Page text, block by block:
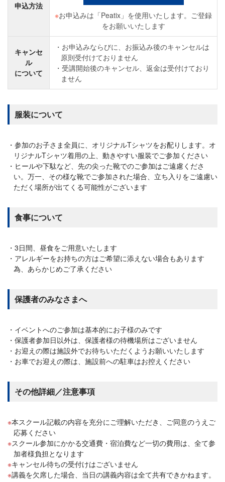
申込方法
※お申込みは「Peatix」を使用いたします。ご登録
をお願いいたします
キャンセ
ル
について
お申込みならびに、お振込み後のキャンセルは
原則受付けておりません
受講開始後のキャンセル、返金は受付けており
ません
服装について
参加のお子さま全員に、オリジナルTシャツをお配りします。オ
リジナルTシャツ着用の上、動きやすい服装でご参加ください
ヒールや下駄など、先の尖った靴でのご参加はご遠慮くださ
い。万一、その様な靴でご参加された場合、立ち入りをご遠慮い
ただく場所が出てくる可能性がございます
食事について
3日間、昼食をご用意いたします
アレルギーをお持ちの方はご希望に添えない場合もあります
為、あらかじめご了承ください
保護者のみなさまへ
イベントへのご参加は基本的にお子様のみです
保護者参加日以外は、保護者様の待機場所はございません
お迎えの際は施設外でお待ちいただくようお願いいたします
お車でお迎えの際は、施設前への駐車はお控えください
その他詳細／注意事項
本スクール記載の内容を充分にご理解いただき、ご同意のうえご
応募ください
スクール参加にかかる交通費・宿泊費など一切の費用は、全て参
加者様負担となります
キャンセル待ちの受付けはございません
講義を欠席した場合、当日の講義内容は全て共有できかねます。